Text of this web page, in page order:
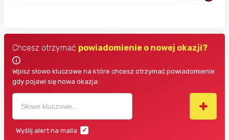
Chcesz otrzymać powiadomienie o nowej okazji?
Wpisz słowo kluczowe na które chcesz otrzymać powiadomienie
gdy pojawi się nowa okazja:
Wyślij alert na maila